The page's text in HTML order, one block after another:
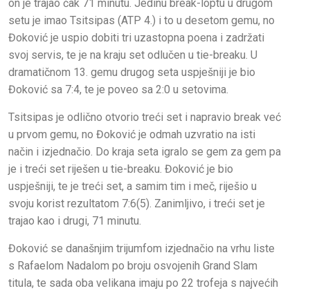
on je trajao čak 71 minutu. Jedinu break-loptu u drugom
setu je imao Tsitsipas (ATP 4.) i to u desetom gemu, no
Đoković je uspio dobiti tri uzastopna poena i zadržati
svoj servis, te je na kraju set odlučen u tie-breaku. U
dramatičnom 13. gemu drugog seta uspješniji je bio
Đoković sa 7:4, te je poveo sa 2:0 u setovima.
Tsitsipas je odlično otvorio treći set i napravio break već
u prvom gemu, no Đoković je odmah uzvratio na isti
način i izjednačio. Do kraja seta igralo se gem za gem pa
je i treći set riješen u tie-breaku. Đoković je bio
uspješniji, te je treći set, a samim tim i meč, riješio u
svoju korist rezultatom 7:6(5). Zanimljivo, i treći set je
trajao kao i drugi, 71 minutu.
Đoković se današnjim trijumfom izjednačio na vrhu liste
s Rafaelom Nadalom po broju osvojenih Grand Slam
titula, te sada oba velikana imaju po 22 trofeja s najvećih